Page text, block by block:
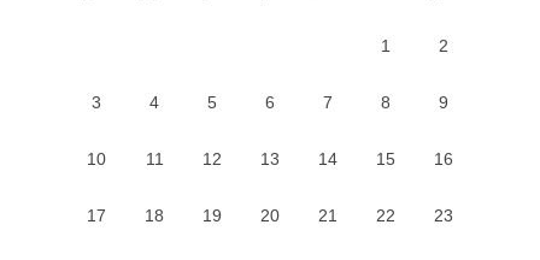
1 2
3 4 5 6 7 8 9
10 11 12 13 14 15 16
17 18 19 20 21 22 23